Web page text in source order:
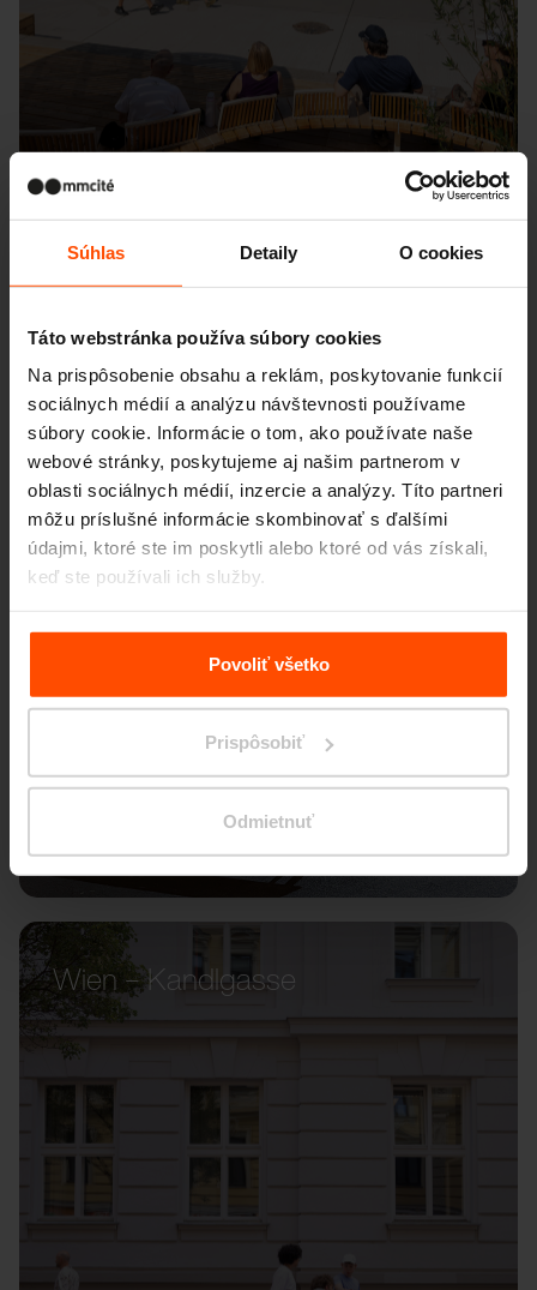
Súhlas Detaily O cookies
Táto webstránka používa súbory cookies
Na prispôsobenie obsahu a reklám, poskytovanie funkcií
sociálnych médií a analýzu návštevnosti používame
súbory cookie. Informácie o tom, ako používate naše
webové stránky, poskytujeme aj našim partnerom v
oblasti sociálnych médií, inzercie a analýzy. Títo partneri
môžu príslušné informácie skombinovať s ďalšími
údajmi, ktoré ste im poskytli alebo ktoré od vás získali,
keď ste používali ich služby.
Viac informácií nájdete na stránkeZásady zpracování
Povoliť všetko
Prispôsobiť
Odmietnuť
Seattle – Popup park
Wien – Kandlgasse